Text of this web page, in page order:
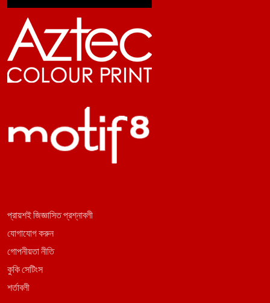
প্রায়শই জিজ্ঞাসিত প্রশ্নাবলী
যোগাযোগ করুন
গোপনীয়তা নীতি
কুকি সেটিংস
শর্তাবলী